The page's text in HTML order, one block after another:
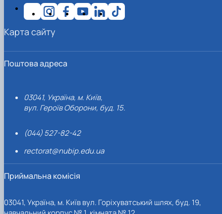
Поштова адреса
03041, Україна, м. Київ,
вул. Героїв Оборони, буд. 15.
(044) 527-82-42
rectorat@nubip.edu.ua
Приймальна комісія
03041, Україна, м. Київ вул. Горіхуватський шлях, буд. 19,
Карта сайту